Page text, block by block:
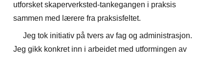
utforsket skaperverksted-tankegangen i praksis
sammen med lærere fra praksisfeltet.
Jeg tok initiativ på tvers av fag og administrasjon.
Jeg gikk konkret inn i arbeidet med utformingen av